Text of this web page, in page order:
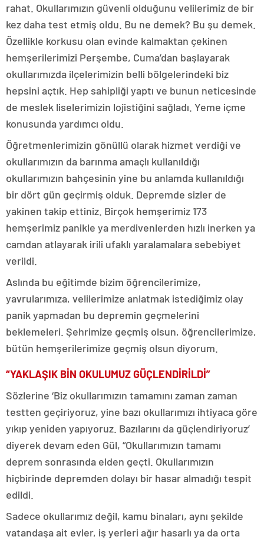
rahat. Okullarımızın güvenli olduğunu velilerimiz de bir
kez daha test etmiş oldu. Bu ne demek? Bu şu demek.
Özellikle korkusu olan evinde kalmaktan çekinen
hemşerilerimizi Perşembe, Cuma’dan başlayarak
okullarımızda ilçelerimizin belli bölgelerindeki biz
hepsini açtık. Hep sahipliği yaptı ve bunun neticesinde
de meslek liselerimizin lojistiğini sağladı. Yeme içme
konusunda yardımcı oldu.
Öğretmenlerimizin gönüllü olarak hizmet verdiği ve
okullarımızın da barınma amaçlı kullanıldığı
okullarımızın bahçesinin yine bu anlamda kullanıldığı
bir dört gün geçirmiş olduk. Depremde sizler de
yakinen takip ettiniz. Birçok hemşerimiz 173
hemşerimiz panikle ya merdivenlerden hızlı inerken ya
camdan atlayarak irili ufaklı yaralamalara sebebiyet
verildi.
Aslında bu eğitimde bizim öğrencilerimize,
yavrularımıza, velilerimize anlatmak istediğimiz olay
panik yapmadan bu depremin geçmelerini
beklemeleri. Şehrimize geçmiş olsun, öğrencilerimize,
bütün hemşerilerimize geçmiş olsun diyorum.
“YAKLAŞIK BİN OKULUMUZ GÜÇLENDİRİLDİ”
Sözlerine ‘Biz okullarımızın tamamını zaman zaman
testten geçiriyoruz, yine bazı okullarımızı ihtiyaca göre
yıkıp yeniden yapıyoruz. Bazılarını da güçlendiriyoruz’
diyerek devam eden Gül, “Okullarımızın tamamı
deprem sonrasında elden geçti. Okullarımızın
hiçbirinde depremden dolayı bir hasar almadığı tespit
edildi.
Sadece okullarımız değil, kamu binaları, aynı şekilde
vatandaşa ait evler, iş yerleri ağır hasarlı ya da orta